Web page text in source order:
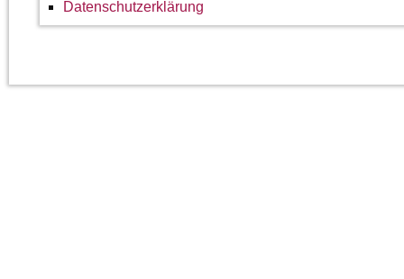
Datenschutzerklärung